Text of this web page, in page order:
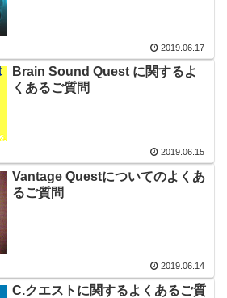
2019.06.17
Brain Sound Quest に関するよ
くあるご質問
2019.06.15
Vantage Questについてのよくあ
るご質問
2019.06.14
C.クエストに関するよくあるご質